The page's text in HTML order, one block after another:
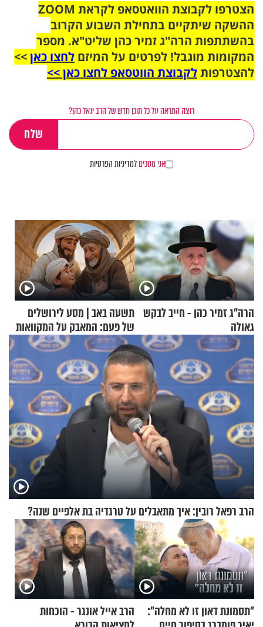
הצטרפו לקבוצת הוואטסאפ לקראת ZOOM
ההשקה שיתקיים בתחילת השבוע הקרוב
בהשתתפות הרה"ג זמיר כהן שליט"א. מספר
המקומות מוגבל! לפרטים על המיזם לחצו כאן>>
להצטרפותלקבוצת הווטסאפ לחצו כאן >>
רוצה התראה על כל תוכן חדש של הרב יגאל כהן?
אני מסכיםלמדיניות הפרטיות
הרה"ג זמיר כהן - חייב לבקש
גאולה
תשעה באב | מסע לירושלים
של פעם: המאבק על המקוואות
הרב רפאל רובין: איך מתאבלים על טרגדיה בת אלפיים שנה?
"תסמונת דאון זו לא מחלה":
הרב אייל אונגר - הוכחות